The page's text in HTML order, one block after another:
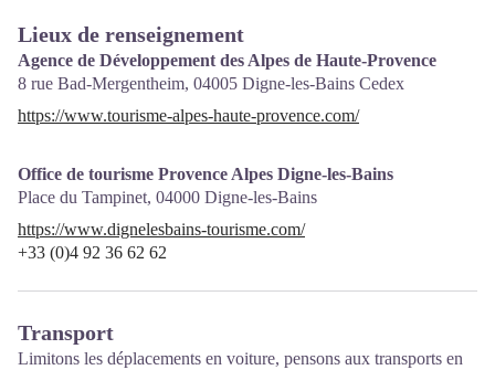
Lieux de renseignement
Agence de Développement des Alpes de Haute-Provence
8 rue Bad-Mergentheim, 04005 Digne-les-Bains Cedex
https://www.tourisme-alpes-haute-provence.com/
Office de tourisme Provence Alpes Digne-les-Bains
Place du Tampinet, 04000 Digne-les-Bains
https://www.dignelesbains-tourisme.com/
+33 (0)4 92 36 62 62
Transport
Limitons les déplacements en voiture, pensons aux transports en